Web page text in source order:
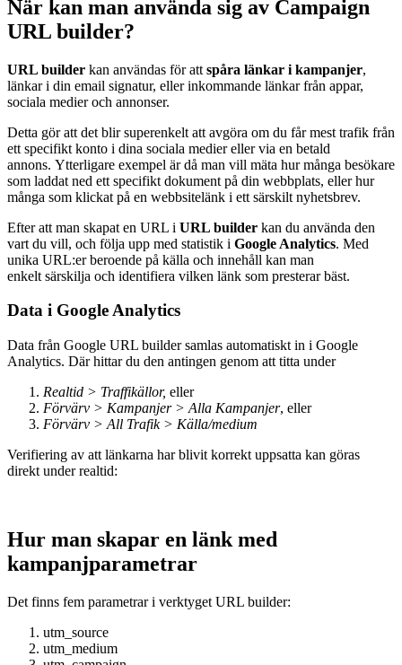
När kan man använda sig av Campaign
URL builder?
URL builder kan användas för att spåra länkar i kampanjer,
länkar i din email signatur, eller inkommande länkar från appar,
sociala medier och annonser.
Detta gör att det blir superenkelt att avgöra om du får mest trafik från
ett specifikt konto i dina sociala medier eller via en betald
annons. Ytterligare exempel är då man vill mäta hur många besökare
som laddat ned ett specifikt dokument på din webbplats, eller hur
många som klickat på en webbsitelänk i ett särskilt nyhetsbrev.
Efter att man skapat en URL i URL builder kan du använda den
vart du vill, och följa upp med statistik i Google Analytics. Med
unika URL:er beroende på källa och innehåll kan man
enkelt särskilja och identifiera vilken länk som presterar bäst.
Data i Google Analytics
Data från Google URL builder samlas automatiskt in i Google
Analytics. Där hittar du den antingen genom att titta under
Realtid > Traffikällor, eller
Förvärv > Kampanjer > Alla Kampanjer, eller
Förvärv > All Trafik > Källa/medium
Verifiering av att länkarna har blivit korrekt uppsatta kan göras
direkt under realtid:
Hur man skapar en länk med
kampanjparametrar
Det finns fem parametrar i verktyget URL builder:
utm_source
utm_medium